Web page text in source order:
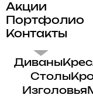
Акции
Портфолио
Контакты
Диваны
Столы
Изголовья